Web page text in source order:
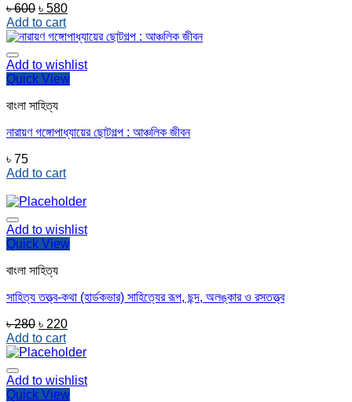
৳600 Original
price
was:
৳ 580Current
is:
Add to cart
Add to wishlist
Quick View
বাংলা সাহিত্য
নারায়ণ গঙ্গোপাধ্যায়ের ছোটগল্প : আঞ্চলিক জীবন
৳ 75
Add to cart
Add to wishlist
Quick View
বাংলা সাহিত্য
সাহিত্য তত্ত্ব-কথা (হার্ডকভার) সাহিত্যের রূপ, ছন্দ, অলঙ্কার ও রসতত্ত্ব
৳280 Original
price
was:
৳ 220Current
is:
Add to cart
Add to wishlist
Quick View